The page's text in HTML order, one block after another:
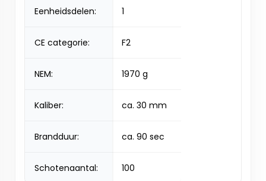
Eenheidsdelen: 1
CE categorie: F2
NEM: 1970 g
Kaliber: ca. 30 mm
Brandduur: ca. 90 sec
Schotenaantal: 100